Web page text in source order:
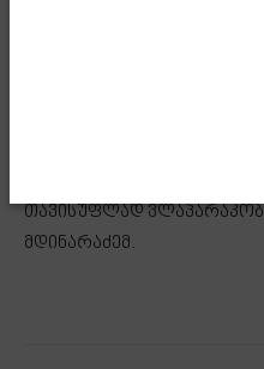
თავისუფლად
მდინარაძემ.